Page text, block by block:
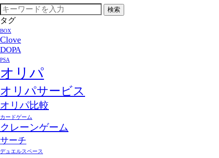
検索
タグ
BOX
Clove
DOPA
PSA
オリパ
オリパサービス
オリパ比較
カードゲーム
クレーンゲーム
サーチ
デュエルスペース